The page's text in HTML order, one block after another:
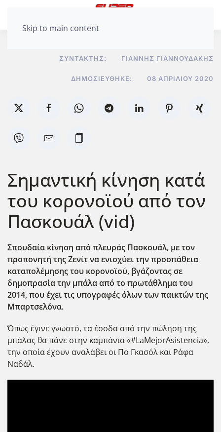
Skip to main content
ΣΥΝΤΆΚΤΗΣ: ΓΙΆΝΝΗΣ ΓΙΑΝΝΟΥΔΆΚΗΣ
ΔΗΜΟΣΙΕΎΘΗΚΕ: 08 ΑΠΡΙΛΊΟΥ 2020
Σημαντική κίνηση κατά
του κορονοϊού από τον
Πασκουάλ (vid)
Σπουδαία κίνηση από πλευράς Πασκουάλ, με τον
προπονητή της Ζενίτ να ενισχύει την προσπάθεια
καταπολέμησης του κορονοϊού, βγάζοντας σε
δημοπρασία την μπάλα από το πρωτάθλημα του
2014, που έχει τις υπογραφές όλων των παικτών της
Μπαρτσελόνα.
Όπως έγινε γνωστό, τα έσοδα από την πώληση της
μπάλας θα πάνε στην καμπάνια «#LaMejorAsistencia»,
την οποία έχουν αναλάβει οι Πο Γκασόλ και Ράφα
Ναδάλ.